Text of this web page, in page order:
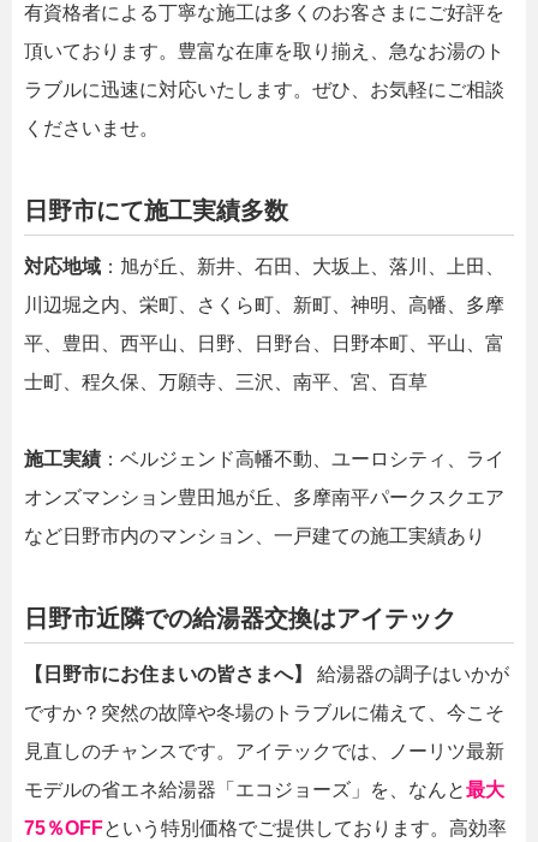
有資格者による丁寧な施工は多くのお客さまにご好評を
頂いております。豊富な在庫を取り揃え、急なお湯のト
ラブルに迅速に対応いたします。ぜひ、お気軽にご相談
くださいませ。
日野市にて施工実績多数
対応地域 ：旭が丘、新井、石田、大坂上、落川、上田、
川辺堀之内、栄町、さくら町、新町、神明、高幡、多摩
平、豊田、西平山、日野、日野台、日野本町、平山、富
士町、程久保、万願寺、三沢、南平、宮、百草
施工実績 ：ベルジェンド高幡不動、ユーロシティ、ライ
オンズマンション豊田旭が丘、多摩南平パークスクエア
など日野市内のマンション、一戸建ての施工実績あり
日野市近隣での給湯器交換はアイテック
【日野市にお住まいの皆さまへ】
給湯器の調子はいかが
ですか？突然の故障や冬場のトラブルに備えて、今こそ
見直しのチャンスです。アイテックでは、ノーリツ最新
モデルの省エネ給湯器「エコジョーズ」を、なんと最大
75％OFFという特別価格でご提供しております。高効率